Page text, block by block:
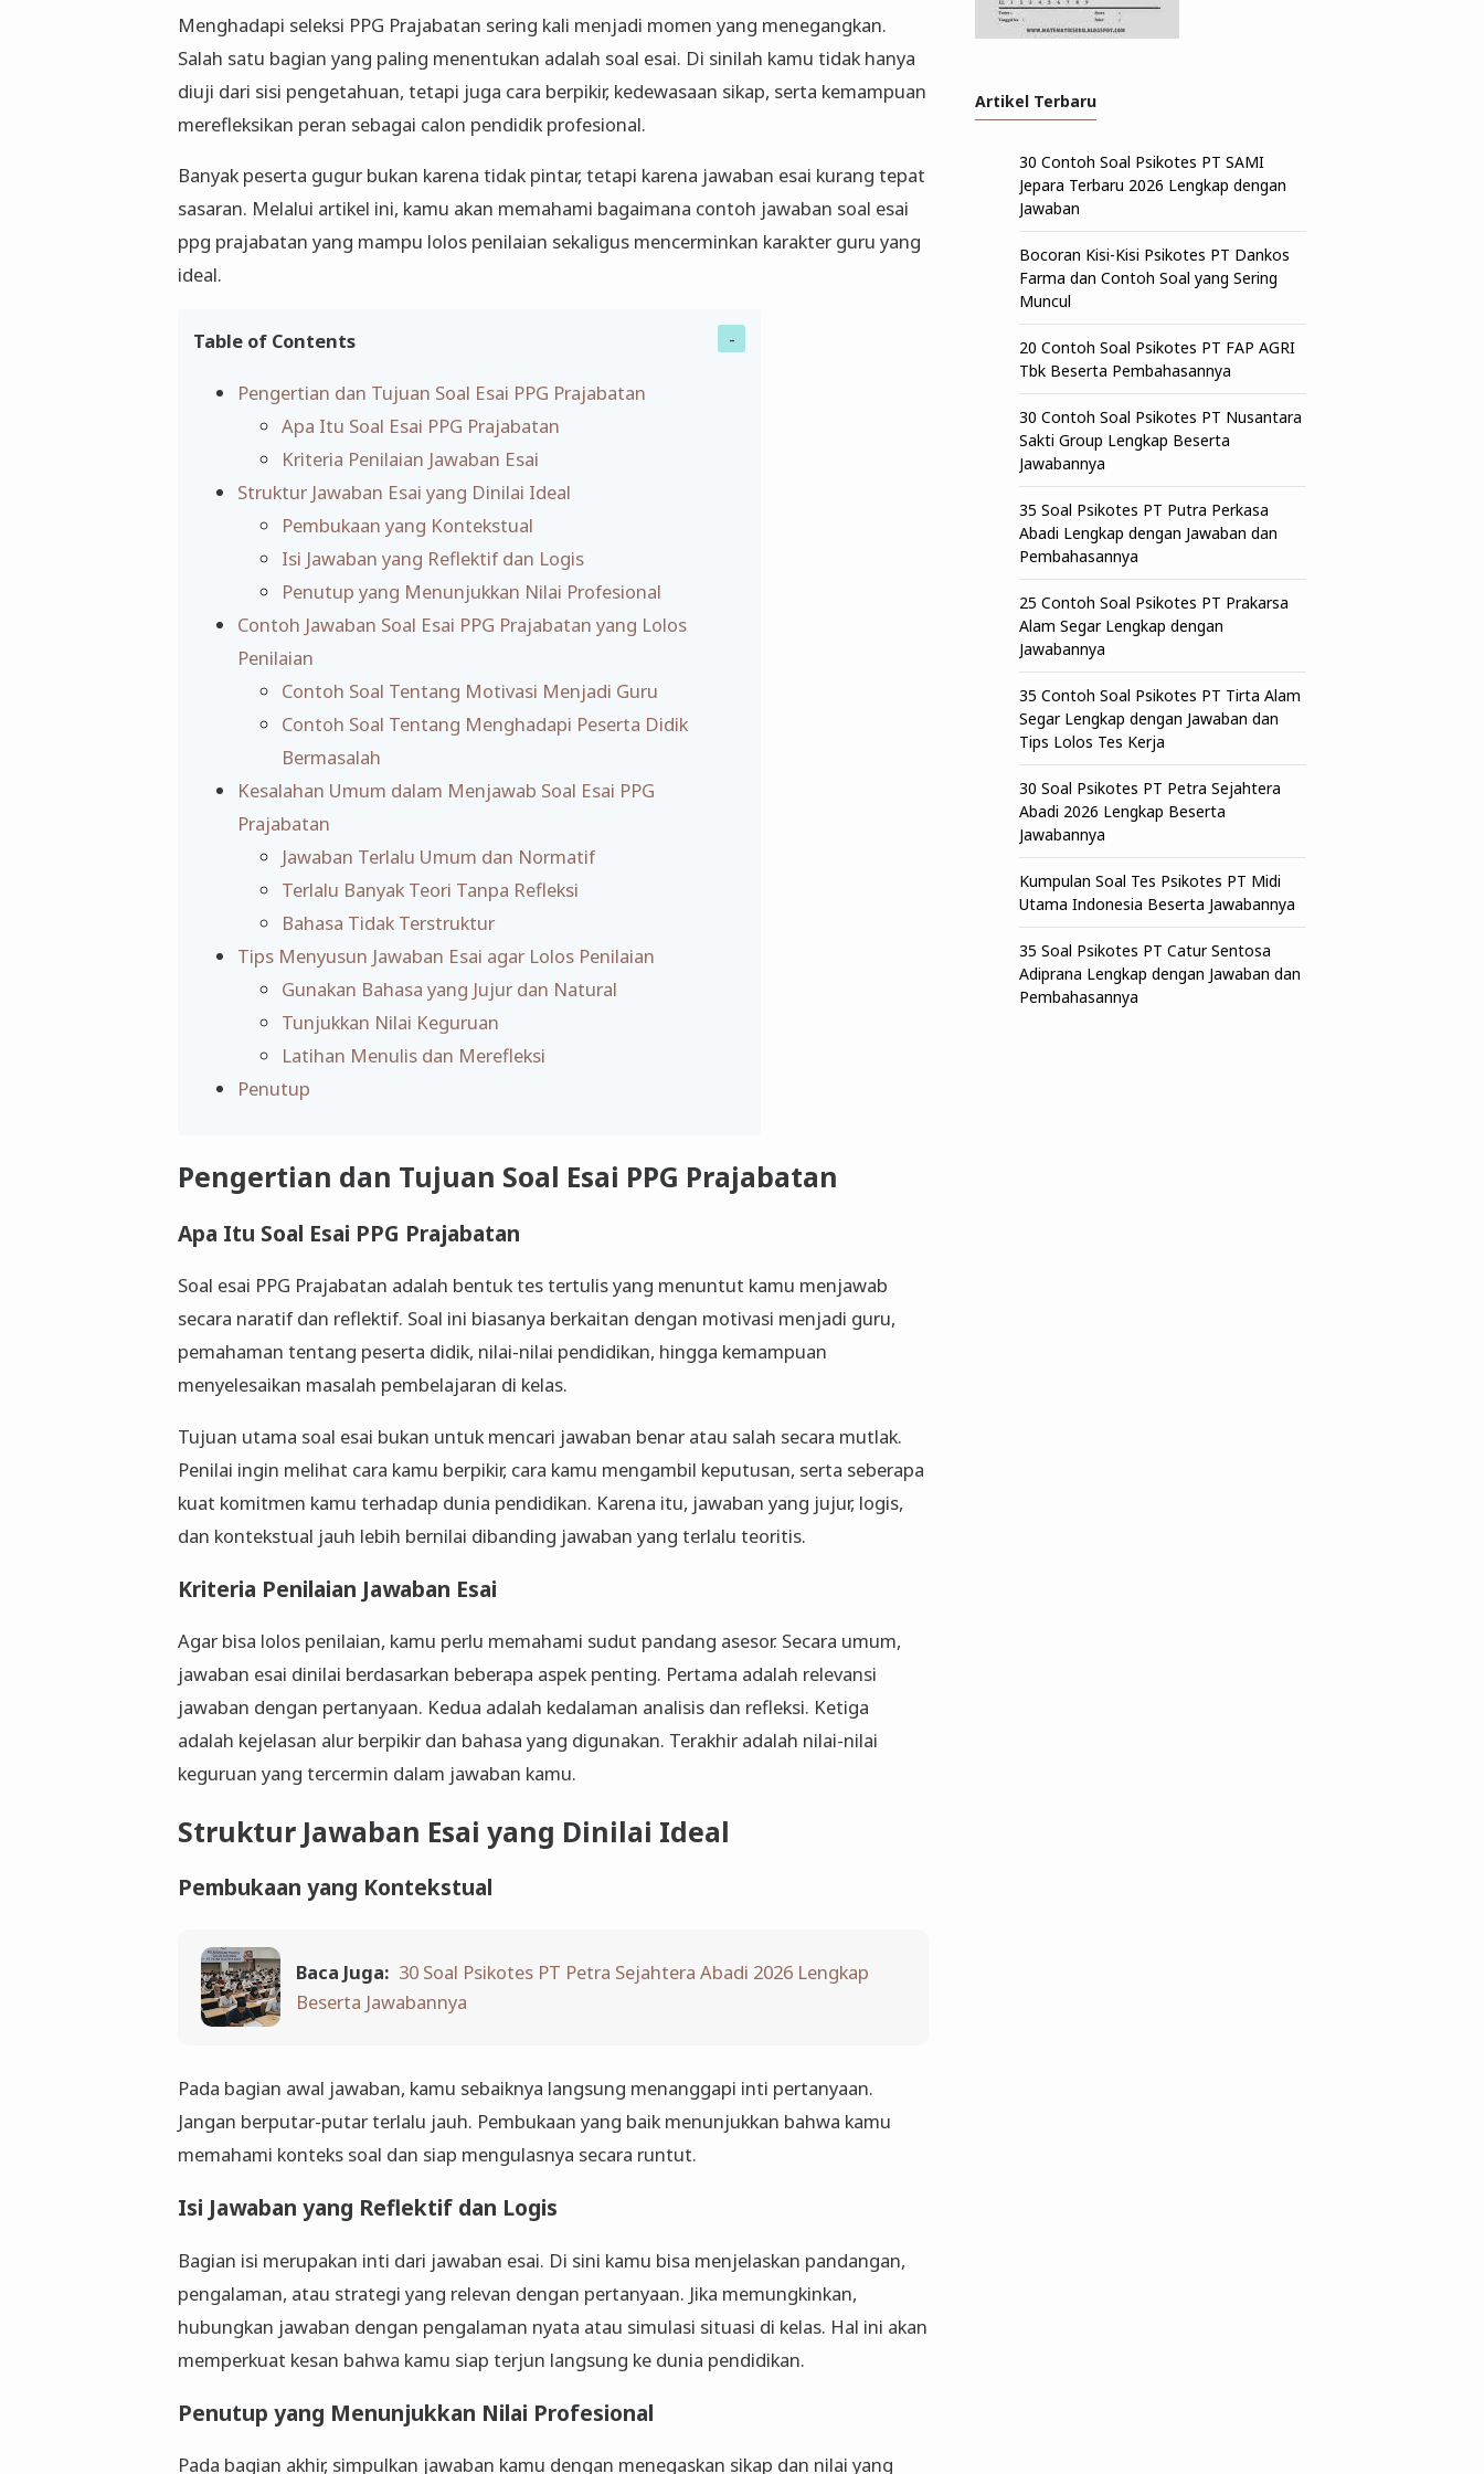
Menghadapi seleksi PPG Prajabatan sering kali menjadi momen yang menegangkan.
Salah satu bagian yang paling menentukan adalah soal esai. Di sinilah kamu tidak hanya
diuji dari sisi pengetahuan, tetapi juga cara berpikir, kedewasaan sikap, serta kemampuan
merefleksikan peran sebagai calon pendidik profesional.
Banyak peserta gugur bukan karena tidak pintar, tetapi karena jawaban esai kurang tepat
sasaran. Melalui artikel ini, kamu akan memahami bagaimana contoh jawaban soal esai
ppg prajabatan yang mampu lolos penilaian sekaligus mencerminkan karakter guru yang
ideal.
Table of Contents
Pengertian dan Tujuan Soal Esai PPG Prajabatan
Apa Itu Soal Esai PPG Prajabatan
Kriteria Penilaian Jawaban Esai
Struktur Jawaban Esai yang Dinilai Ideal
Pembukaan yang Kontekstual
Isi Jawaban yang Reflektif dan Logis
Penutup yang Menunjukkan Nilai Profesional
Contoh Jawaban Soal Esai PPG Prajabatan yang Lolos
Penilaian
Contoh Soal Tentang Motivasi Menjadi Guru
Contoh Soal Tentang Menghadapi Peserta Didik
Bermasalah
Kesalahan Umum dalam Menjawab Soal Esai PPG
Prajabatan
Jawaban Terlalu Umum dan Normatif
Terlalu Banyak Teori Tanpa Refleksi
Bahasa Tidak Terstruktur
Tips Menyusun Jawaban Esai agar Lolos Penilaian
Gunakan Bahasa yang Jujur dan Natural
Tunjukkan Nilai Keguruan
Latihan Menulis dan Merefleksi
Penutup
Pengertian dan Tujuan Soal Esai PPG Prajabatan
Apa Itu Soal Esai PPG Prajabatan
Soal esai PPG Prajabatan adalah bentuk tes tertulis yang menuntut kamu menjawab
secara naratif dan reflektif. Soal ini biasanya berkaitan dengan motivasi menjadi guru,
pemahaman tentang peserta didik, nilai-nilai pendidikan, hingga kemampuan
menyelesaikan masalah pembelajaran di kelas.
Tujuan utama soal esai bukan untuk mencari jawaban benar atau salah secara mutlak.
Penilai ingin melihat cara kamu berpikir, cara kamu mengambil keputusan, serta seberapa
kuat komitmen kamu terhadap dunia pendidikan. Karena itu, jawaban yang jujur, logis,
dan kontekstual jauh lebih bernilai dibanding jawaban yang terlalu teoritis.
Kriteria Penilaian Jawaban Esai
Agar bisa lolos penilaian, kamu perlu memahami sudut pandang asesor. Secara umum,
jawaban esai dinilai berdasarkan beberapa aspek penting. Pertama adalah relevansi
jawaban dengan pertanyaan. Kedua adalah kedalaman analisis dan refleksi. Ketiga
adalah kejelasan alur berpikir dan bahasa yang digunakan. Terakhir adalah nilai-nilai
keguruan yang tercermin dalam jawaban kamu.
Struktur Jawaban Esai yang Dinilai Ideal
Pembukaan yang Kontekstual
Baca Juga: 30 Soal Psikotes PT Petra Sejahtera Abadi 2026 Lengkap
Beserta Jawabannya
Pada bagian awal jawaban, kamu sebaiknya langsung menanggapi inti pertanyaan.
Jangan berputar-putar terlalu jauh. Pembukaan yang baik menunjukkan bahwa kamu
memahami konteks soal dan siap mengulasnya secara runtut.
Isi Jawaban yang Reflektif dan Logis
Bagian isi merupakan inti dari jawaban esai. Di sini kamu bisa menjelaskan pandangan,
pengalaman, atau strategi yang relevan dengan pertanyaan. Jika memungkinkan,
hubungkan jawaban dengan pengalaman nyata atau simulasi situasi di kelas. Hal ini akan
memperkuat kesan bahwa kamu siap terjun langsung ke dunia pendidikan.
Penutup yang Menunjukkan Nilai Profesional
Pada bagian akhir, simpulkan jawaban kamu dengan menegaskan sikap dan nilai yang
Artikel Terbaru
30 Contoh Soal Psikotes PT SAMI
Jepara Terbaru 2026 Lengkap dengan
Jawaban
Bocoran Kisi-Kisi Psikotes PT Dankos
Farma dan Contoh Soal yang Sering
Muncul
20 Contoh Soal Psikotes PT FAP AGRI
Tbk Beserta Pembahasannya
30 Contoh Soal Psikotes PT Nusantara
Sakti Group Lengkap Beserta
Jawabannya
35 Soal Psikotes PT Putra Perkasa
Abadi Lengkap dengan Jawaban dan
Pembahasannya
25 Contoh Soal Psikotes PT Prakarsa
Alam Segar Lengkap dengan
Jawabannya
35 Contoh Soal Psikotes PT Tirta Alam
Segar Lengkap dengan Jawaban dan
Tips Lolos Tes Kerja
30 Soal Psikotes PT Petra Sejahtera
Abadi 2026 Lengkap Beserta
Jawabannya
Kumpulan Soal Tes Psikotes PT Midi
Utama Indonesia Beserta Jawabannya
35 Soal Psikotes PT Catur Sentosa
Adiprana Lengkap dengan Jawaban dan
Pembahasannya